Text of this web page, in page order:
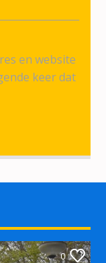
en website
keer dat
0